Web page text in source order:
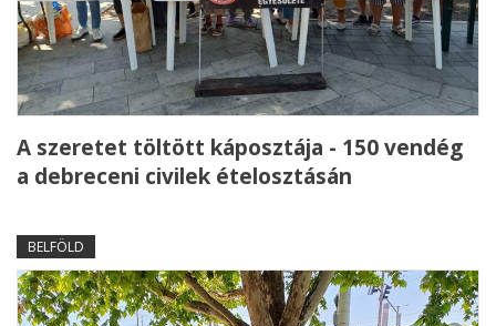
A szeretet töltött káposztája - 150 vendég
a debreceni civilek ételosztásán
BELFÖLD